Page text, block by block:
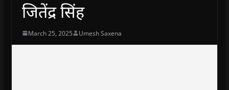
जितेंद्र सिंह
March 25, 2025 Umesh Saxena